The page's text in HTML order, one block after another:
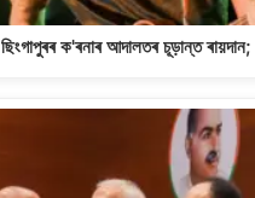
ছিংগাপুৰৰ ক'ৰনাৰ আদালতৰ চূড়ান্ত